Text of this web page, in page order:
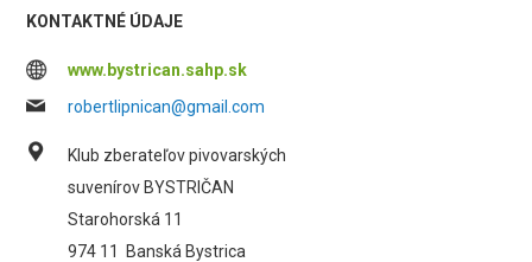
KONTAKTNÉ ÚDAJE
www.bystrican.sahp.sk
robertlipnican@gmail.com
Klub zberateľov pivovarských
suvenírov BYSTRIČAN
Starohorská 11
974 11
Banská Bystrica